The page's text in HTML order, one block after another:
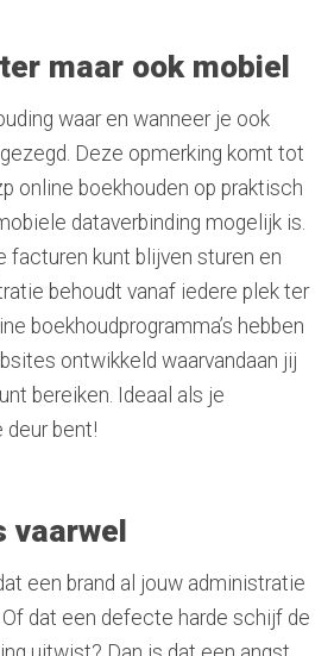
maar ook mobiel
waar en wanneer je ook
Deze opmerking komt tot
online boekhouden op praktisch
dataverbinding mogelijk is.
facturen kunt blijven sturen en
behoudt vanaf iedere plek ter
boekhoudprogramma’s hebben
ontwikkeld waarvandaan jij
bereiken. Ideaal als je
deur bent!
vaarwel
een brand al jouw administratie
Of dat een defecte harde schijf de